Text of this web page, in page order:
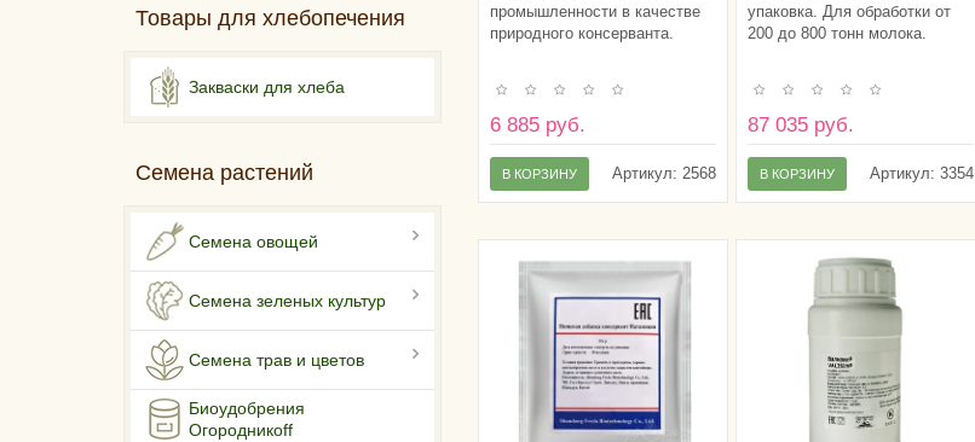
Товары для хлебопечения
Закваски для хлеба
Семена растений
Семена овощей
Семена зеленых культур
Семена трав и цветов
Биоудобрения
Огородникоff
промышленности в качестве
природного консерванта.
6 885 руб.
Артикул: 2568
В КОРЗИНУ
упаковка. Для обработки от
200 до 800 тонн молока.
87 035 руб.
Артикул: 3354
В КОРЗИНУ